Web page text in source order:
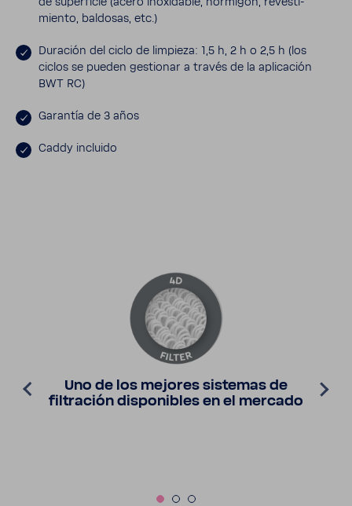
miento, baldosas, etc.)
Dura­ción del ciclo de limpieza: 1,5 h, 2 h o 2,5 h (los
ciclos se pueden gestionar a través de la apli­ca­ción
BWT RC)
Garantía de 3 años
Caddy incluido
Uno de los mejores sistemas de
filtra­ción dispo­ni­bles en el mercado